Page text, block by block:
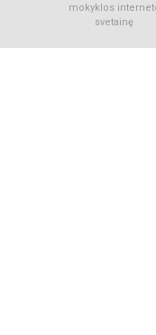
mokyklos
svetainę